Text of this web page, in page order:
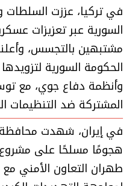
في تركيا، عززت
السورية عبر تعزيزات
مشتبهين بالتجسس،
الحكومة السورية
وأنظمة دفاع جوي، مع
المشتركة ضد التنظيمات
في إيران، شهدت
هجومًا مسلحًا على
طهران التعاون الأمني